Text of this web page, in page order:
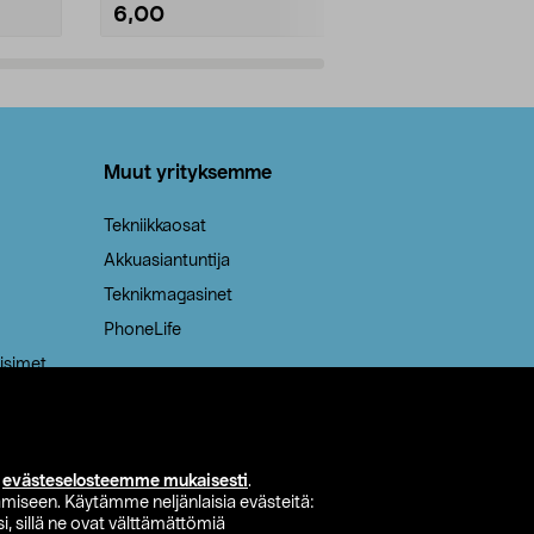
evästeselosteemme mukaisesti.
Käytämme neljänlaisia evästeitä:
sillä ne ovat välttämättömiä
6,00
Muut yrityksemme
Tekniikkaosat
Akkuasiantuntija
Teknikmagasinet
PhoneLife